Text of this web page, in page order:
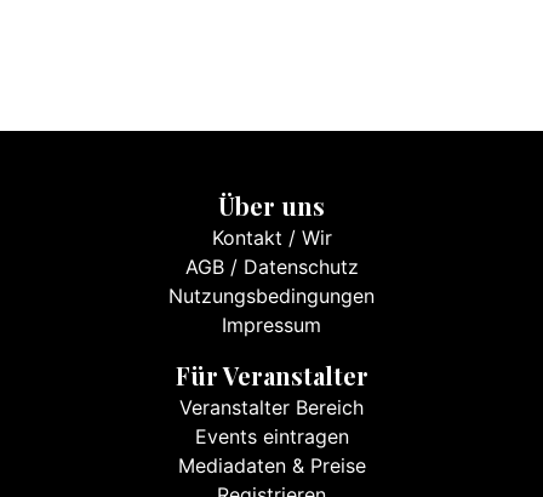
Über uns
Kontakt / Wir
AGB/ Datenschutz
Nutzungsbedingungen
Impressum
Für Veranstalter
Veranstalter Bereich
Events eintragen
Mediadaten & Preise